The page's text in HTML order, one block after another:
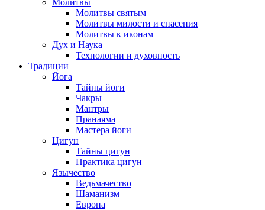
Молитвы святым
Молитвы милости и спасения
Молитвы к иконам
Дух и Наука
Технологии и духовность
Традиции
Йога
Тайны йоги
Чакры
Мантры
Пранаяма
Мастера йоги
Цигун
Тайны цигун
Практика цигун
Язычество
Ведьмачество
Шаманизм
Европа